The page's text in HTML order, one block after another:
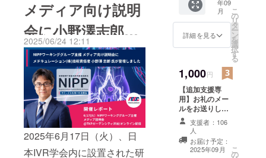
申し上げます。本当にあり
がとうございました。そし
てこれからも応援のほど、
よろしくお願いいたしま
す！
として製作いたしました。
感謝の気持ちとして、10万
円以上ご支援くださった方
には、感謝状と共にオリジ
ナルクリアファイルを封入
してお届けする予定です。
また、今後開催する説明会
やイベント等にご参加いた
だいた方にも、資料と共に
配布を予定しています。本
ました。講師に
BP&amp;Co.株式会社 代表
取締役・広報PRプロデュー
サーの三間瞳氏、そして当
社よりゲストスピーカーと
して小野澤志郎が登壇いた
しました。小野澤からは当
社が現在取り組む「NIPPの
保険適用を目指すクラウド
メディア向け説明
会に小野澤志郎氏
が登壇しました
2025/06/24 12:11
2025年6月17日（火）、日
本IVR学会内に設置された研
プロ
ジェク
ト2回目
以降の
限定で
す ※画
像はイ
メージ
です
年09
月
詳細を見る
こ
の
リ
タ
ー
ン
を
選
択
す
る
1,000円
【追加支援専
用】お礼のメー
ルをお送りしま
す ※本プロジェ
クト2回目以降の
ご支援者さま限
定です
支援者：106
人
お届け予定：
2025年09月
こ
の